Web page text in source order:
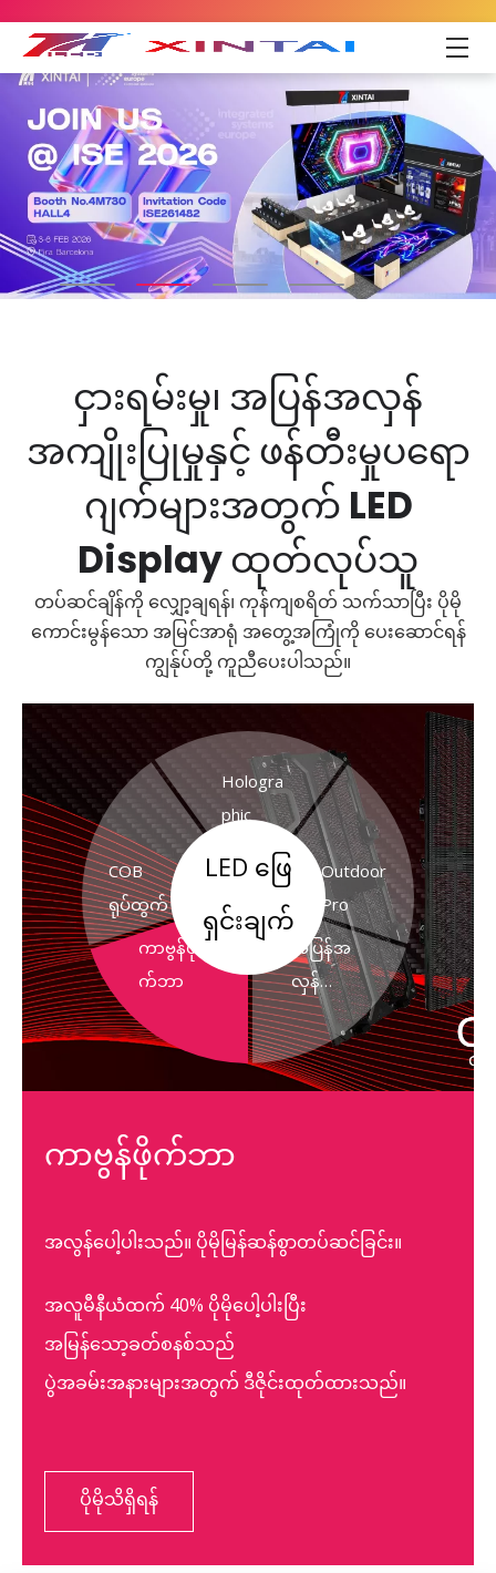
ငှားရမ်းမှု၊ အပြန်အလှန်
အကျိုးပြုမှုနှင့် ဖန်တီးမှုပရော
ဂျက်များအတွက် LED
Display ထုတ်လုပ်သူ
တပ်ဆင်ချိန်ကို လျှော့ချရန်၊ ကုန်ကျစရိတ် သက်သာပြီး ပိုမို
ကောင်းမွန်သော အမြင်အာရုံ အတွေ့အကြုံကို ပေးဆောင်ရန်
ကျွန်ုပ်တို့ ကူညီပေးပါသည်။
LED ဖြေ
ရှင်းချက်
ကာဗွန်ဖို
က်ဘာ
COB
ရုပ်ထွက်
Hologra
phic
Outdoor
Pro
အပြန်အ
လှန်
အကျိုး
ပြုသော
ကြမ်းပြင်
ကာဗွန်ဖိုက်ဘာ
အလွန်ပေါ့ပါးသည်။ ပိုမိုမြန်ဆန်စွာတပ်ဆင်ခြင်း။
အလူမီနီယံထက် 40% ပိုမိုပေါ့ပါးပြီး
အမြန်သော့ခတ်စနစ်သည်
ပွဲအခမ်းအနားများအတွက် ဒီဇိုင်းထုတ်ထားသည်။
ပိုမိုသိရှိရန်